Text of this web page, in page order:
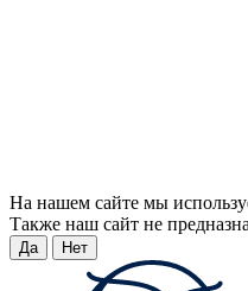
На нашем сайте мы
Также наш сайт не
Да Нет